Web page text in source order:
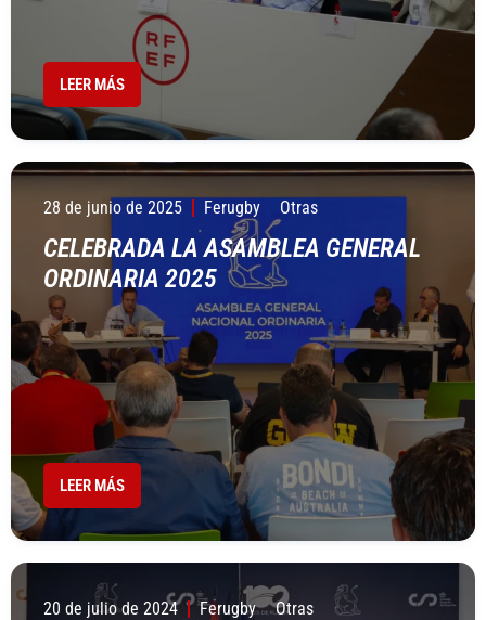
LEER MÁS
28 de junio de 2025 Ferugby Otras
CELEBRADA LA ASAMBLEA GENERAL
ORDINARIA 2025
LEER MÁS
20 de julio de 2024 Ferugby Otras